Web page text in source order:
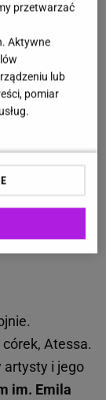
zabytków
Został
W 1873
swoje
. Wywieźli z
Emil
powrotu do
Atessa.
artysty i jego
im. Emila
przetwarzać
Aktywne
lub
pomiar